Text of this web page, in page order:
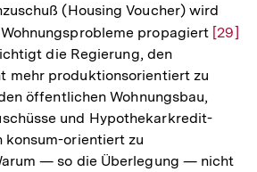
(Housing Voucher) wird
propagiert Zur
[29]
die Regierung, den
mehr produktionsorientiert zu
öffentlichen Wohnungsbau,
und Hypothekarkredit-
konsum-orientiert zu
— so die Überlegung — nicht